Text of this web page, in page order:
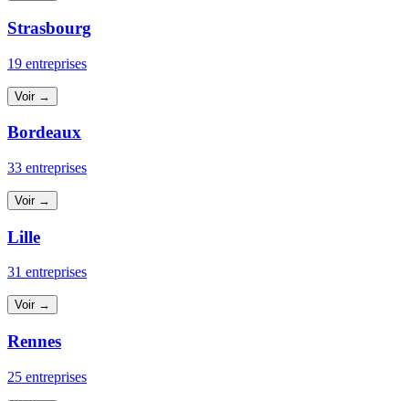
Strasbourg
19 entreprises
Voir →
Bordeaux
33 entreprises
Voir →
Lille
31 entreprises
Voir →
Rennes
25 entreprises